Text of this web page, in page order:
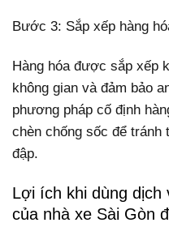
Bước 3: Sắp xếp hàng
Hàng hóa được sắp xếp
không gian và đảm bảo
phương pháp cố định
chèn chống sốc để tránh
đập.
Lợi ích khi dùng dịch
của nhà xe Sài Gòn